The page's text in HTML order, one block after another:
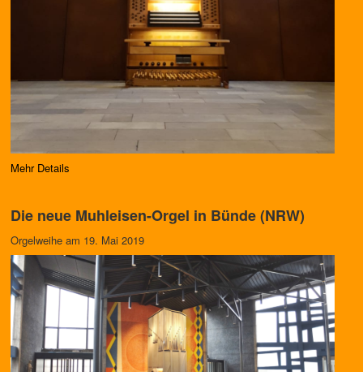
Mehr Details
Die neue Muhleisen-Orgel in Bünde (NRW)
Orgelweihe am 19. Mai 2019